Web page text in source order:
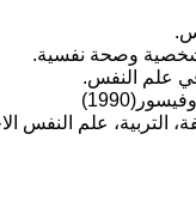
شخصية وصحة نفسية.
علم النفس.
التربية، علم النفس